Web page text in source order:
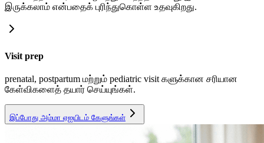
இருக்கலாம் என்பதைக் புரிந்துகொள்ள உதவுகிறது.
Visit prep
prenatal, postpartum மற்றும் pediatric visit களுக்கான சரியான
கேள்விகளைத் தயார் செய்யுங்கள்.
இப்போது அம்மா ஏஐயிடம் கேளுங்கள்